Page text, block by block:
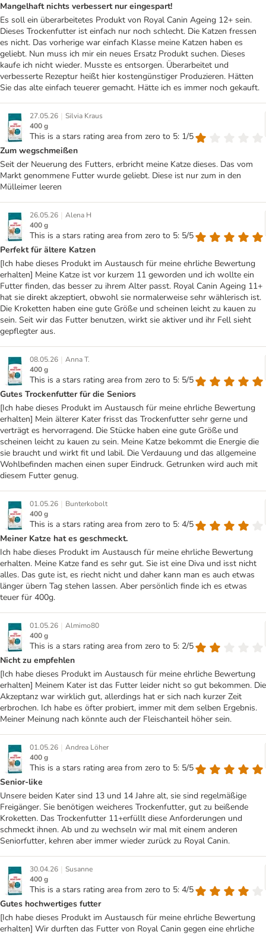
Mangelhaft nichts verbessert nur eingespart!
Es soll ein überarbeitetes Produkt von Royal Canin Ageing 12+ sein.
Dieses Trockenfutter ist einfach nur noch schlecht. Die Katzen fressen
es nicht. Das vorherige war einfach Klasse meine Katzen haben es
geliebt. Nun muss ich mir ein neues Ersatz Produkt suchen. Dieses
kaufe ich nicht wieder. Musste es entsorgen. Überarbeitet und
verbesserte Rezeptur heißt hier kostengünstiger Produzieren. Hätten
Sie das alte einfach teuerer gemacht. Hätte ich es immer noch gekauft.
27.05.26 | Silvia Kraus
400 g
This is a stars rating area from zero to 5: 1/5
Zum wegschmeißen
Seit der Neuerung des Futters, erbricht meine Katze dieses. Das vom
Markt genommene Futter wurde geliebt. Diese ist nur zum in den
Mülleimer leeren
26.05.26 | Alena H
400 g
This is a stars rating area from zero to 5: 5/5
Perfekt für ältere Katzen
[Ich habe dieses Produkt im Austausch für meine ehrliche Bewertung
erhalten] Meine Katze ist vor kurzem 11 geworden und ich wollte ein
Futter finden, das besser zu ihrem Alter passt. Royal Canin Ageing 11+
hat sie direkt akzeptiert, obwohl sie normalerweise sehr wählerisch ist.
Die Kroketten haben eine gute Größe und scheinen leicht zu kauen zu
sein. Seit wir das Futter benutzen, wirkt sie aktiver und ihr Fell sieht
gepflegter aus.
08.05.26 | Anna T.
400 g
This is a stars rating area from zero to 5: 5/5
Gutes Trockenfutter für die Seniors
[Ich habe dieses Produkt im Austausch für meine ehrliche Bewertung
erhalten] Mein älterer Kater frisst das Trockenfutter sehr gerne und
verträgt es hervorragend. Die Stücke haben eine gute Größe und
scheinen leicht zu kauen zu sein. Meine Katze bekommt die Energie die
sie braucht und wirkt fit und labil. Die Verdauung und das allgemeine
Wohlbefinden machen einen super Eindruck. Getrunken wird auch mit
diesem Futter genug.
01.05.26 | Bunterkobolt
400 g
This is a stars rating area from zero to 5: 4/5
Meiner Katze hat es geschmeckt.
Ich habe dieses Produkt im Austausch für meine ehrliche Bewertung
erhalten. Meine Katze fand es sehr gut. Sie ist eine Diva und isst nicht
alles. Das gute ist, es riecht nicht und daher kann man es auch etwas
länger übern Tag stehen lassen. Aber persönlich finde ich es etwas
teuer für 400g.
01.05.26 | Almimo80
400 g
This is a stars rating area from zero to 5: 2/5
Nicht zu empfehlen
[Ich habe dieses Produkt im Austausch für meine ehrliche Bewertung
erhalten] Meinem Kater ist das Futter leider nicht so gut bekommen. Die
Akzeptanz war wirklich gut, allerdings hat er sich nach kurzer Zeit
erbrochen. Ich habe es öfter probiert, immer mit dem selben Ergebnis.
Meiner Meinung nach könnte auch der Fleischanteil höher sein.
01.05.26 | Andrea Löher
400 g
This is a stars rating area from zero to 5: 5/5
Senior-like
Unsere beiden Kater sind 13 und 14 Jahre alt, sie sind regelmäßige
Freigänger. Sie benötigen weicheres Trockenfutter, gut zu beißende
Kroketten. Das Trockenfutter 11+erfüllt diese Anforderungen und
schmeckt ihnen. Ab und zu wechseln wir mal mit einem anderen
Seniorfutter, kehren aber immer wieder zurück zu Royal Canin.
30.04.26 | Susanne
400 g
This is a stars rating area from zero to 5: 4/5
Gutes hochwertiges futter
[Ich habe dieses Produkt im Austausch für meine ehrliche Bewertung
erhalten] Wir durften das Futter von Royal Canin gegen eine ehrliche